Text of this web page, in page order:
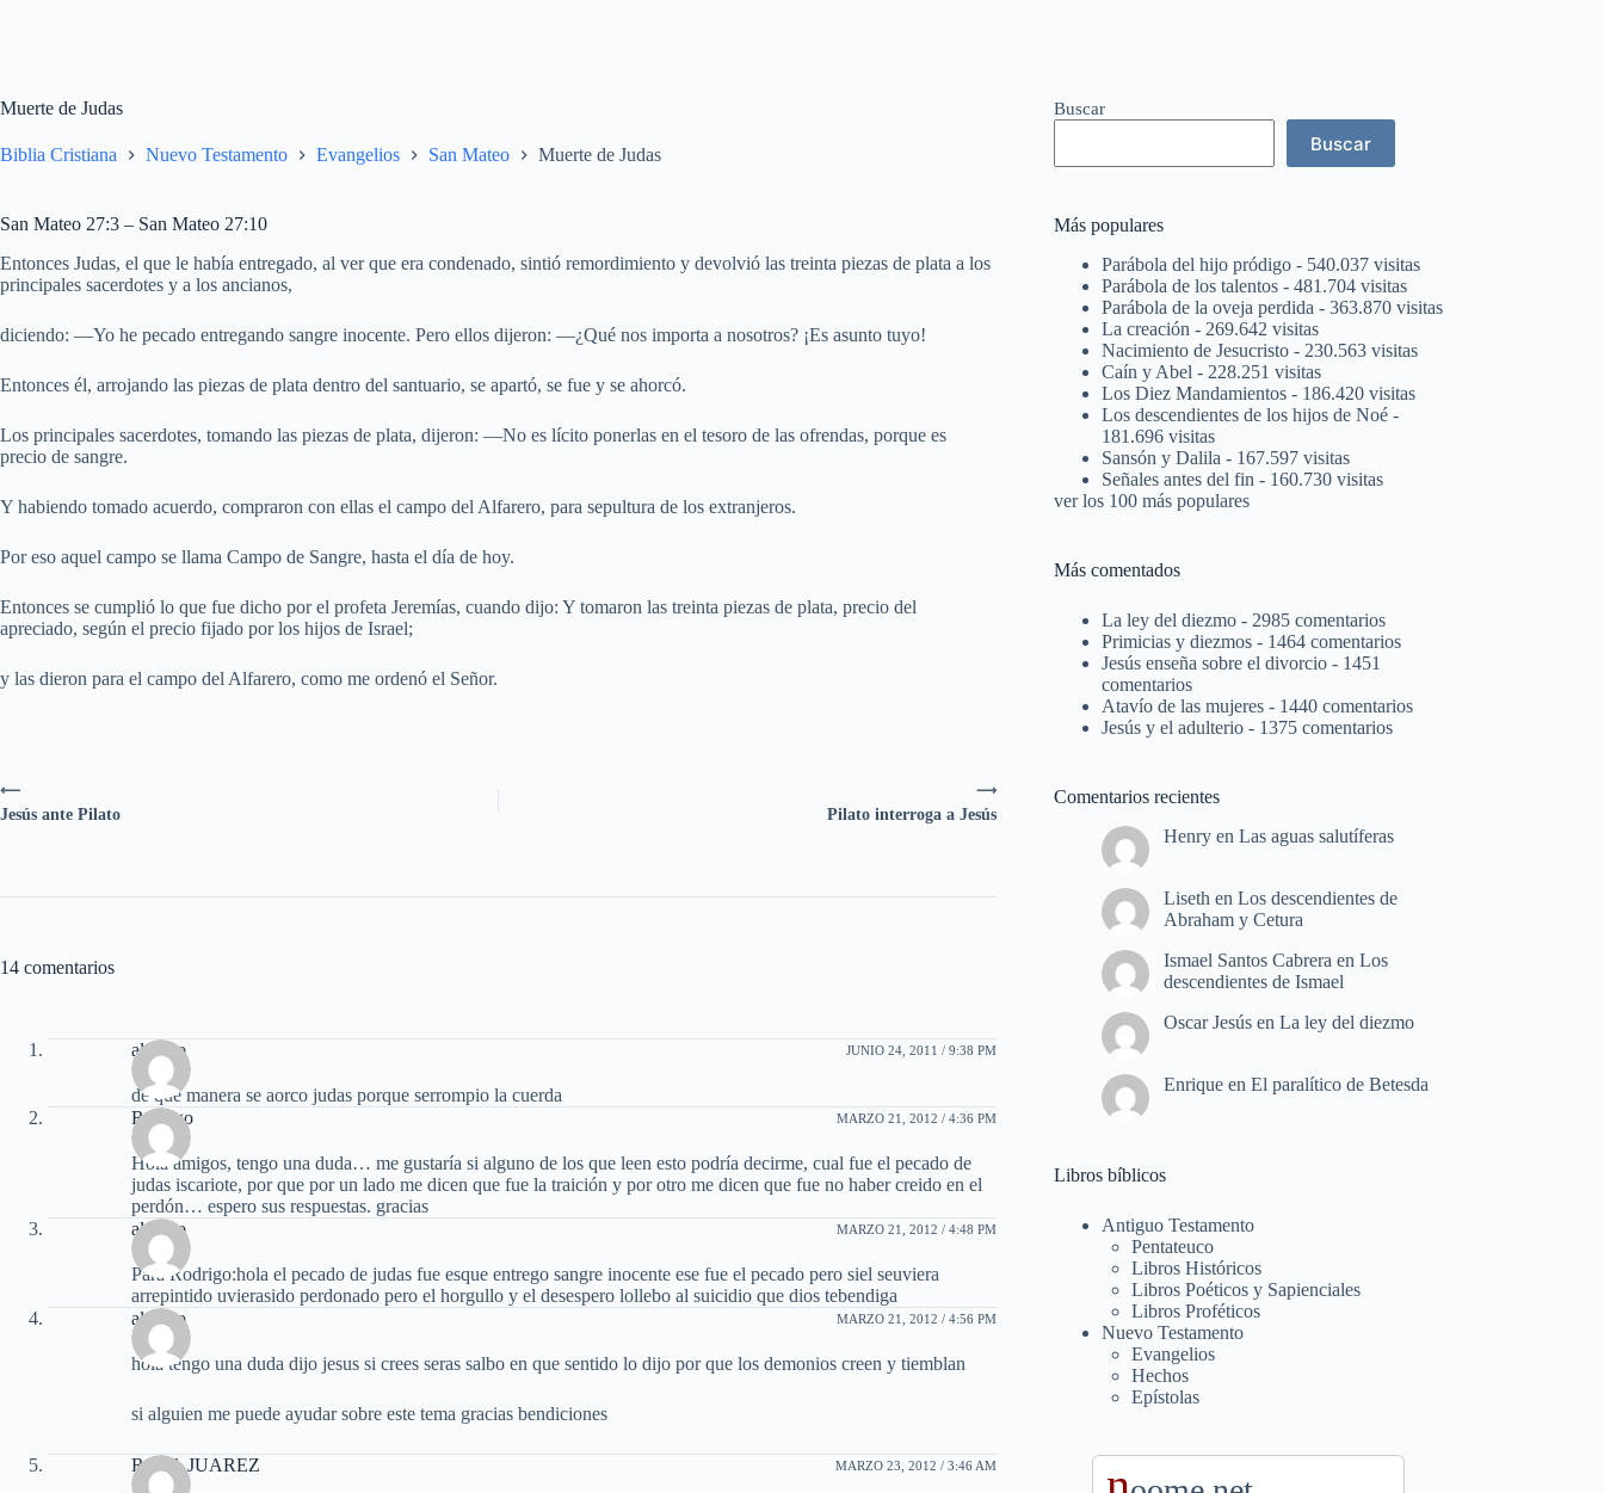
Muerte de Judas
Biblia Cristiana Nuevo Testamento Evangelios San Mateo Muerte de Judas
San Mateo 27:3 – San Mateo 27:10
Entonces Judas, el que le había entregado, al ver que era condenado, sintió remordimiento y devolvió las treinta piezas de plata a los
principales sacerdotes y a los ancianos,
diciendo: —Yo he pecado entregando sangre inocente. Pero ellos dijeron: —¿Qué nos importa a nosotros? ¡Es asunto tuyo!
Entonces él, arrojando las piezas de plata dentro del santuario, se apartó, se fue y se ahorcó.
Los principales sacerdotes, tomando las piezas de plata, dijeron: —No es lícito ponerlas en el tesoro de las ofrendas, porque es
precio de sangre.
Y habiendo tomado acuerdo, compraron con ellas el campo del Alfarero, para sepultura de los extranjeros.
Por eso aquel campo se llama Campo de Sangre, hasta el día de hoy.
Entonces se cumplió lo que fue dicho por el profeta Jeremías, cuando dijo: Y tomaron las treinta piezas de plata, precio del
apreciado, según el precio fijado por los hijos de Israel;
y las dieron para el campo del Alfarero, como me ordenó el Señor.
⟶
Pilato interroga a Jesús
⟵
Jesús ante Pilato
14 comentarios
alfonso JUNIO 24, 2011 / 9:38 PM
de que manera se aorco judas porque serrompio la cuerda
Rodrigo
MARZO 21, 2012 / 4:36 PM
Hola amigos, tengo una duda… me gustaría si alguno de los que leen esto podría decirme, cual fue el pecado de
judas iscariote, por que por un lado me dicen que fue la traición y por otro me dicen que fue no haber creido en el
perdón… espero sus respuestas. gracias
alfonso
MARZO 21, 2012 / 4:48 PM
Para Rodrigo:hola el pecado de judas fue esque entrego sangre inocente ese fue el pecado pero siel seuviera
arrepintido uvierasido perdonado pero el horgullo y el desespero lollebo al suicidio que dios tebendiga
alfonso
MARZO 21, 2012 / 4:56 PM
hola tengo una duda dijo jesus si crees seras salbo en que sentido lo dijo por que los demonios creen y tiemblan
si alguien me puede ayudar sobre este tema gracias bendiciones
ROSA JUAREZ MARZO 23, 2012 / 3:46 AM
Buscar
Buscar
Más populares
Parábola del hijo pródigo - 540.037 visitas
Parábola de los talentos - 481.704 visitas
Parábola de la oveja perdida - 363.870 visitas
La creación - 269.642 visitas
Nacimiento de Jesucristo - 230.563 visitas
Caín y Abel - 228.251 visitas
Los Diez Mandamientos - 186.420 visitas
Los descendientes de los hijos de Noé -
181.696 visitas
Sansón y Dalila - 167.597 visitas
Señales antes del fin - 160.730 visitas
ver los 100 más populares
Más comentados
La ley del diezmo - 2985 comentarios
Primicias y diezmos - 1464 comentarios
Jesús enseña sobre el divorcio - 1451
comentarios
Atavío de las mujeres - 1440 comentarios
Jesús y el adulterio - 1375 comentarios
Comentarios recientes
Henry enLas aguas salutíferas
Liseth enLos descendientes de
Abraham y Cetura
Ismael Santos Cabrera enLos
descendientes de Ismael
Oscar Jesús enLa ley del diezmo
Enrique enEl paralítico de Betesda
Libros bíblicos
Antiguo Testamento
Pentateuco
Libros Históricos
Libros Poéticos y Sapienciales
Libros Proféticos
Nuevo Testamento
Evangelios
Hechos
Epístolas